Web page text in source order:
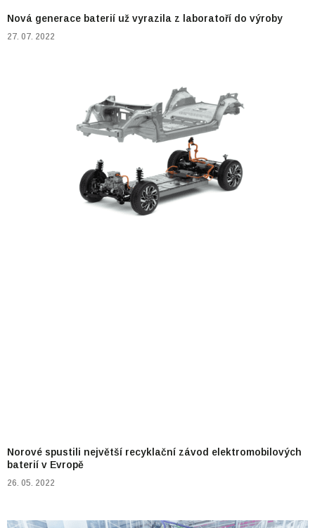
Nová generace baterií už vyrazila z laboratoří do výroby
27. 07. 2022
Norové spustili největší recyklační závod elektromobilových
baterií v Evropě
26. 05. 2022